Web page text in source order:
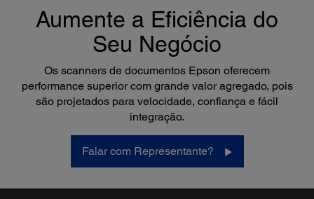
Aumente a Eficiência do
Seu Negócio
Os scanners de documentos Epson oferecem
performance superior com grande valor agregado, pois
são projetados para velocidade, confiança e fácil
integração.
Falar com Representante?